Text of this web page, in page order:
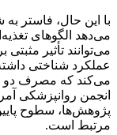
با این حال، فاستر
می‌دهد الگوهای
می‌توانند تأثیر
عملکرد شناختی
می‌کند که مصرف دو
انجمن روانپزشکی
مرتبط است.